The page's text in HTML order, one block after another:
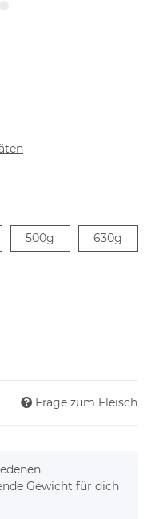
500g 630g
Frage zum Fleisch
Gewicht für dich